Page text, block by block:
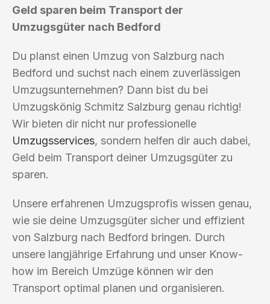
Geld sparen beim Transport der
Umzugsgüter nach Bedford
Du planst einen Umzug von Salzburg nach
Bedford und suchst nach einem zuverlässigen
Umzugsunternehmen? Dann bist du bei
Umzugskönig Schmitz Salzburg genau richtig!
Wir bieten dir nicht nur professionelle
Umzugsservices, sondern helfen dir auch dabei,
Geld beim Transport deiner Umzugsgüter zu
sparen.
Unsere erfahrenen Umzugsprofis wissen genau,
wie sie deine Umzugsgüter sicher und effizient
von Salzburg nach Bedford bringen. Durch
unsere langjährige Erfahrung und unser Know-
how im Bereich Umzüge können wir den
Transport optimal planen und organisieren.